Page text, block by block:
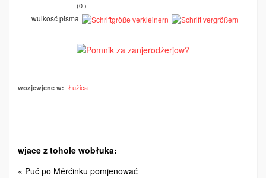
(0 )
wulkosć pisma
wozjewjene w: Łužica
wjace z tohole wobłuka:
« Puć po Měrćinku pomjenować